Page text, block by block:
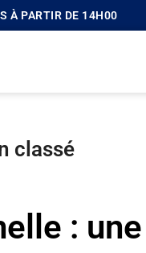
À PARTIR DE 14H00
classé
: